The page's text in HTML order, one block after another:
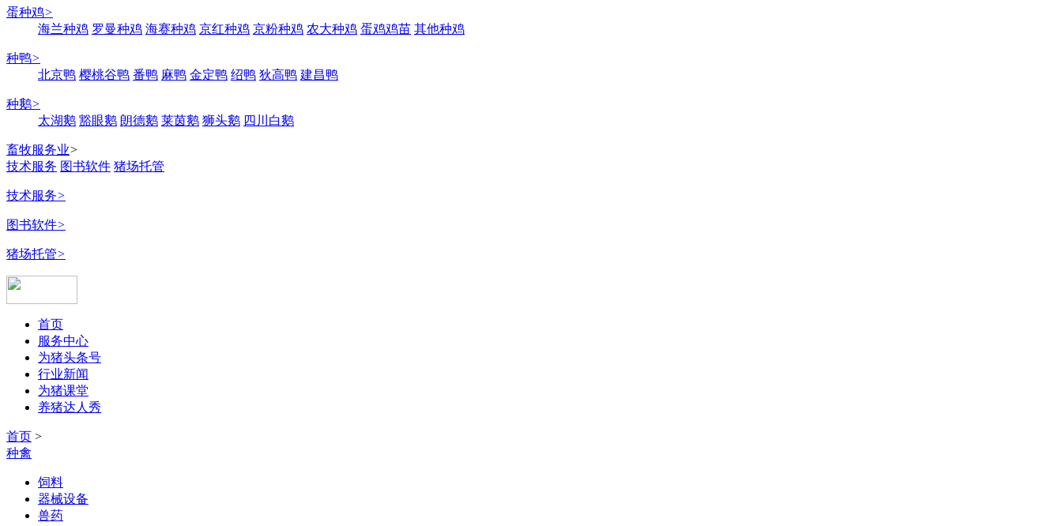
蛋种鸡>
海兰种鸡 罗曼种鸡 海赛种鸡 京红种鸡 京粉种鸡 农大种鸡 蛋鸡鸡苗 其他种鸡
种鸭>
北京鸭 樱桃谷鸭 番鸭 麻鸭 金定鸭 绍鸭 狄高鸭 建昌鸭
种鹅>
太湖鹅 豁眼鹅 朗德鹅 莱茵鹅 狮头鹅 四川白鹅
畜牧服务业>
技术服务 图书软件 猪场托管
技术服务>
图书软件>
猪场托管>
首页
服务中心
为猪头条号
行业新闻
为猪课堂
养猪达人秀
首页 >
种禽
饲料
器械设备
兽药